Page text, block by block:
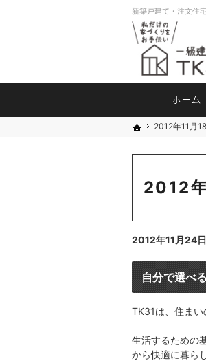
ホーム
2012年11
2012
2012年11月24日
自分で選べ
TK31は、住まい
生活するための
から快適に暮ら
ホーム
2012年11月